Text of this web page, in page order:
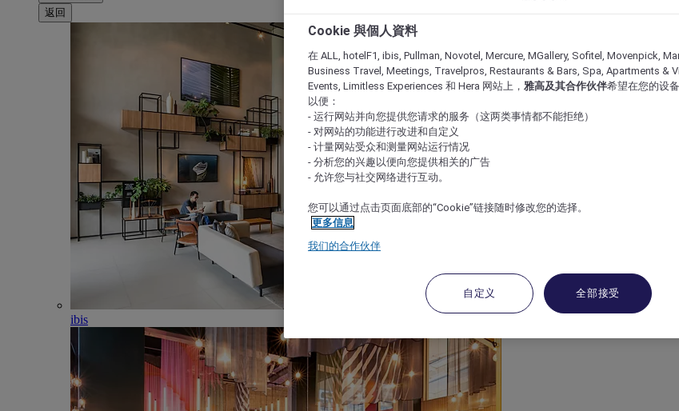
返回
ibis
Cookie 與個人資料
在 ALL, hotelF1, ibis, Pullman, Novotel, Mercure, MGallery, Sofitel, Movenpick,
Business Travel, Meetings, Travelpros, Restaurants & Bars, Spa, Apartments &
Events, Limitless Experiences 和 Hera 网站上， 雅高及其合作伙伴希望在您的设
以便：
- 运行网站并向您提供您请求的服务（这两类事情都不能拒绝）
- 对网站的功能进行改进和自定义
- 计量网站受众和测量网站运行情况
- 分析您的兴趣以便向您提供相关的广告
- 允许您与社交网络进行互动。
您可以通过点击页面底部的“Cookie”链接随时修改您的选择。
更多信息
我们的合作伙伴
自定义 全部接受